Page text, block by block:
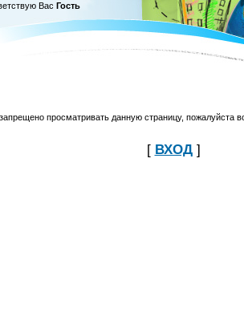
Вас Гость
просматривать данную страницу, пожалуйста
[ ВХОД]